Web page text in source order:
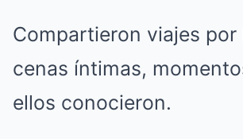
Compartieron viajes por
cenas íntimas,
ellos conocieron.